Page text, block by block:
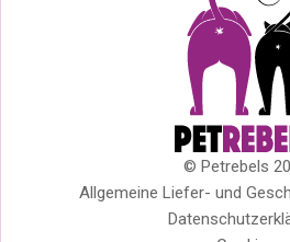
© Petrebels
Copyright
Allgemeine Liefer- und